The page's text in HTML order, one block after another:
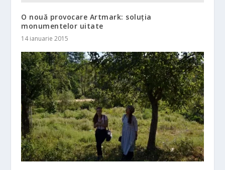
O nouă provocare Artmark: soluția
monumentelor uitate
14 ianuarie 2015